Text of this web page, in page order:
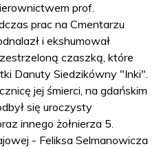
prof.
prac na Cmentarzu
i ekshumował
czaszką, które
Danuty Siedzikówny "Inki".
jej śmierci, na gdańskim
się uroczysty
innego żołnierza 5.
- Feliksa Selmanowicza